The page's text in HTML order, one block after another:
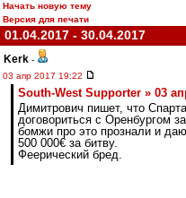
Начать новую тему
Версия для печати
01.04.2017 - 30.04.2017
Kerk -
03 апр 2017 19:22
South-West Supporter » 03
Димитрович пишет, что
договориться с Оренбургом
бомжи про это прознали и
500 000€ за битву.
Феерический бред.